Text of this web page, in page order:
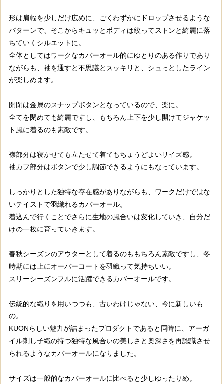
形は肩幅を少しだけ広めに、ごくわずかにドロップさせるような
パターンで、そこからキュッとボディは絞ってストンと綺麗に落
ちていくシルエットに。
全体としてはワークなカバーオール的にゆとりのある作りであり
ながらも、袖を通すと不思議とスッキリと、シュっとしたライン
が楽しめます。
開閉は金属のスナップボタンとなっているので、楽に。
全てを閉めても綺麗ですし、もちろん上下を少し開けてジャケッ
ト風に着るのも素敵です。
襟部分は寝かせても立たせて着てもちょうどよいサイズ感。
袖カフ部分はボタンで少し調節できるようにもなっています。
しっかりとした独特な存在感がありながらも、ワークだけではな
いテイストで羽織れるカバーオール。
着込んで行くことでさらに生地の風合いは変化していき、自分だ
けの一枚に育っていきます。
春秋シーズンのアウターとして着るのももちろん素敵ですし、冬
時期には上にオーバーコートを羽織って気持ちいい。
スリーシーズンフルに活躍できるカバーオールです。
伝統的な織りを用いつつも、古いわけじゃない、今に新しいも
の。
KUONらしい魅力が詰まったプロダクトであると同時に、アーガ
イル刺し子織の持つ独特な風合いの美しさと奥深さを再認識させ
られるようなカバーオールになりました。
サイズは一般的なカバーオールに比べると少しゆったりめ。